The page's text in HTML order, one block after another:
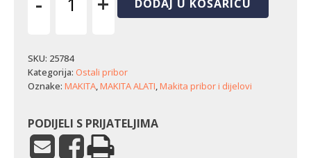
Makita
-
nasadni
19
mm)
količina
DODAJ U KOŠARICU
SKU: 25784
Kategorija: Ostali pribor
Oznake: MAKITA,MAKITA ALATI,Makita pribor i dijelovi
PODIJELI S PRIJATELJIMA